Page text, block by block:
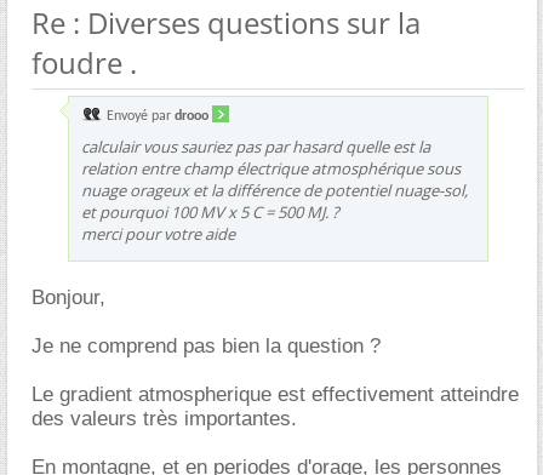
Re : Diverses questions sur la
foudre .
Envoyé par drooo
calculair vous sauriez pas par hasard quelle est la
relation entre champ électrique atmosphérique sous
nuage orageux et la différence de potentiel nuage-sol,
et pourquoi 100 MV x 5 C = 500 MJ. ?
merci pour votre aide
Bonjour,
Je ne comprend pas bien la question ?
Le gradient atmospherique est effectivement atteindre
des valeurs très importantes.
En montagne, et en periodes d'orage, les personnes